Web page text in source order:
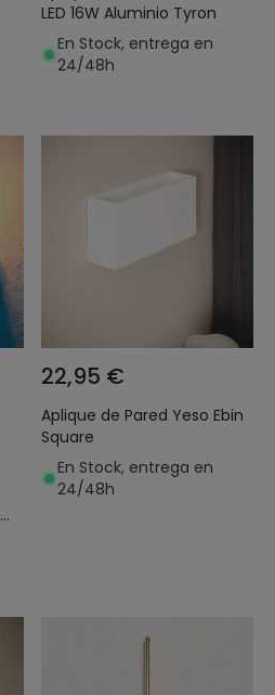
LED 16W Aluminio Tyron
En Stock, entrega en
24/48h
22,95 €
Aplique de Pared Yeso Ebin
Square
En Stock, entrega en
24/48h